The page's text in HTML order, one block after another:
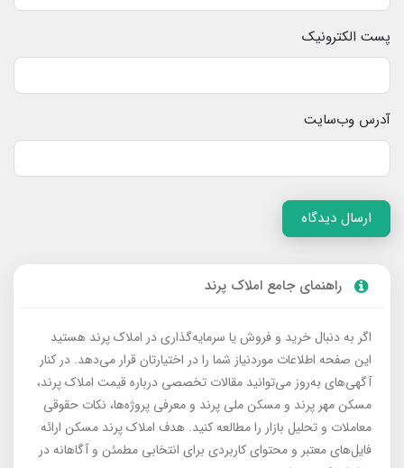
پست الکترونیک
آدرس وب‌سایت
ارسال دیدگاه
راهنمای جامع املاک پرند
اگر به دنبال خرید و فروش یا سرمایه‌گذاری در املاک پرند هستید
این صفحه اطلاعات موردنیاز شما را در اختیارتان قرار می‌دهد. در کنار
آگهی‌های به‌روز می‌توانید مقالات تخصصی درباره قیمت املاک پرند،
مسکن مهر پرند و مسکن ملی پرند و معرفی پروژه‌ها، نکات حقوقی
معاملات و تحلیل بازار را مطالعه کنید. هدف املاک پرند مسکن ارائه
فایل‌های معتبر و محتوای کاربردی برای انتخابی مطمئن و آگاهانه در